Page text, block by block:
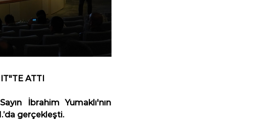
ATTI
İbrahim Yumaklı'nın
gerçekleşti.